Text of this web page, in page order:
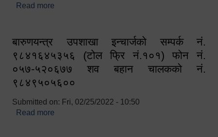
Read more
बारुणयन्त्र उपशाखा इन्चार्जको सम्पर्क नं.
९८४१६४५३५६ (टोल फ्रि नं.१०१) फोन नं.
०५७-५२०६७७ शव बहान चालकको नं.
९८४९५०५६००
Submitted on: Fri, 02/25/2022 - 10:50
Read more